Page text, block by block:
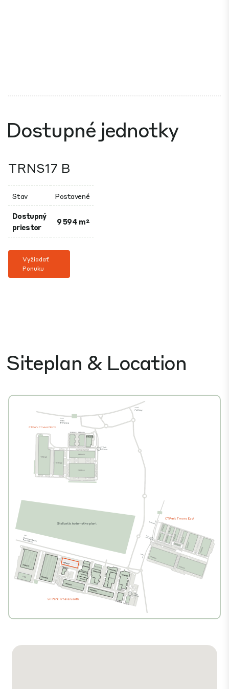
Dostupné jednotky
TRNS17 B
Stav Postavené
Dostupný
priestor
9 594 m²
Vyžiadať
Ponuku
Siteplan & Location